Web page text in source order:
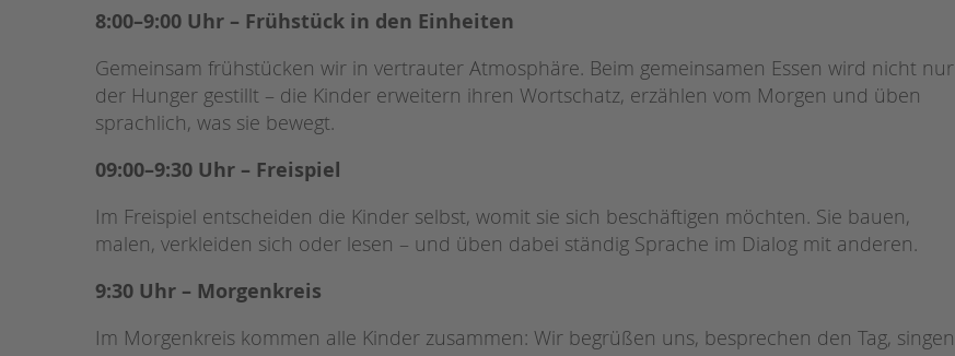
8:00–9:00 Uhr – Frühstück in den Einheiten
Gemeinsam frühstücken wir in vertrauter Atmosphäre. Beim gemeinsamen Essen wird nicht nur
der Hunger gestillt – die Kinder erweitern ihren Wortschatz, erzählen vom Morgen und üben
sprachlich, was sie bewegt.
09:00–9:30 Uhr – Freispiel
Im Freispiel entscheiden die Kinder selbst, womit sie sich beschäftigen möchten. Sie bauen,
malen, verkleiden sich oder lesen – und üben dabei ständig Sprache im Dialog mit anderen.
9:30 Uhr – Morgenkreis
Im Morgenkreis kommen alle Kinder zusammen: Wir begrüßen uns, besprechen den Tag, singen